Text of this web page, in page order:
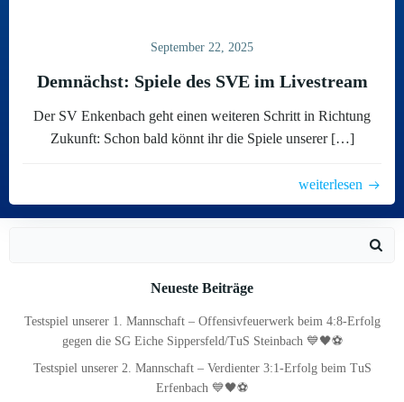
September 22, 2025
Demnächst: Spiele des SVE im Livestream
Der SV Enkenbach geht einen weiteren Schritt in Richtung
Zukunft: Schon bald könnt ihr die Spiele unserer […]
weiterlesen
Neueste Beiträge
Testspiel unserer 1. Mannschaft – Offensivfeuerwerk beim 4:8-Erfolg
gegen die SG Eiche Sippersfeld/TuS Steinbach 💙🖤⚽
Testspiel unserer 2. Mannschaft – Verdienter 3:1-Erfolg beim TuS
Erfenbach 💙🖤⚽